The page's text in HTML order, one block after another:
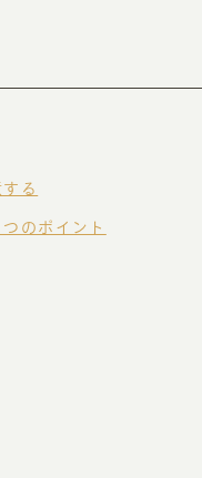
る
のポイント